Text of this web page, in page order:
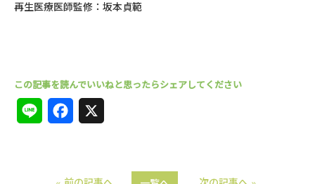
再生医療医師監修：坂本貞範